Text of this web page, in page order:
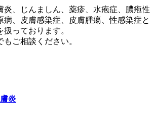
炎、じんましん、薬疹、水疱症、膿疱性
病、皮膚感染症、皮膚腫瘍、性感染症と
っております。
ご相談ください。
炎